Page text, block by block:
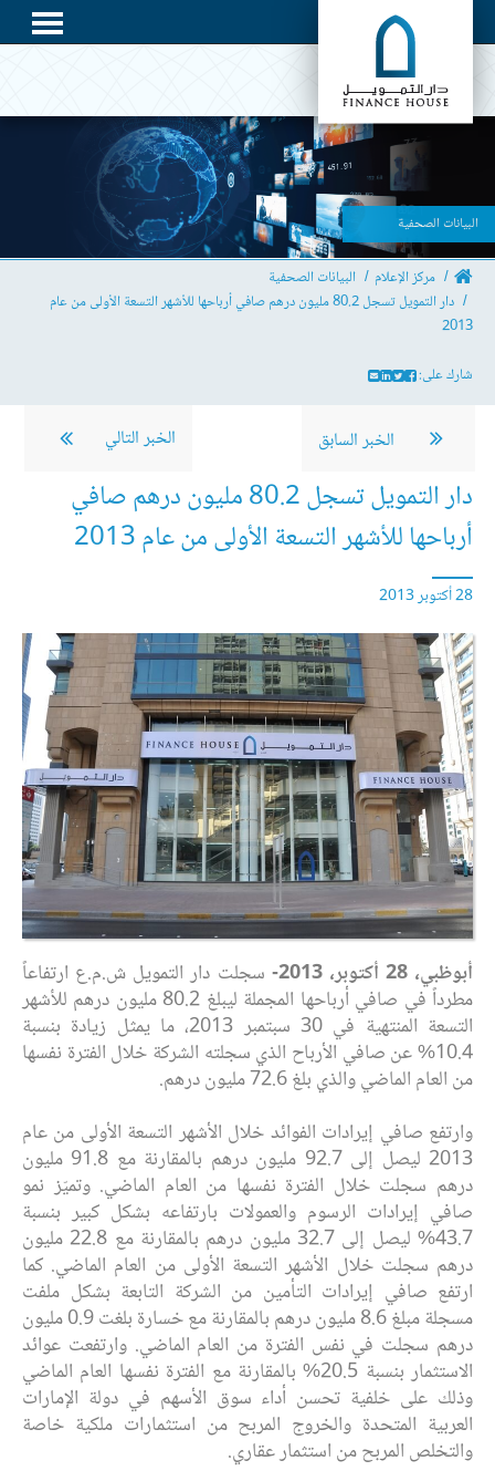
البيانات الصحفية
مركز الإعلام
البيانات الصحفية
دار التمويل تسجل 80.2 مليون درهم صافي أرباحها للأشهر التسعة الأولى من عام
2013
شارك على:
الخبر السابق الخبر التالي
دار التمويل تسجل 80.2 مليون درهم صافي
أرباحها للأشهر التسعة الأولى من عام 2013
28 أكتوبر 2013
أبوظبي، 28 أكتوبر، 2013-
سجلت دار التمويل ش.م.ع ارتفاعاً
مطرداً في صافي أرباحها المجملة ليبلغ 80.2 مليون درهم للأشهر
التسعة المنتهية في 30 سبتمبر 2013، ما يمثل زيادة بنسبة
10.4% عن صافي الأرباح الذي سجلته الشركة خلال الفترة نفسها
من العام الماضي والذي بلغ 72.6 مليون درهم.
وارتفع صافي إيرادات الفوائد خلال الأشهر التسعة الأولى من عام
2013 ليصل إلى 92.7 مليون درهم بالمقارنة مع 91.8 مليون
درهم سجلت خلال الفترة نفسها من العام الماضي. وتميّز نمو
صافي إيرادات الرسوم والعمولات بارتفاعه بشكل كبير بنسبة
43.7% ليصل إلى 32.7 مليون درهم بالمقارنة مع 22.8 مليون
درهم سجلت خلال الأشهر التسعة الأولى من العام الماضي. كما
ارتفع صافي إيرادات التأمين من الشركة التابعة بشكل ملفت
مسجلة مبلغ 8.6 مليون درهم بالمقارنة مع خسارة بلغت 0.9 مليون
درهم سجلت في نفس الفترة من العام الماضي. وارتفعت عوائد
الاستثمار بنسبة 20.5% بالمقارنة مع الفترة نفسها العام الماضي
وذلك على خلفية تحسن أداء سوق الأسهم في دولة الإمارات
العربية المتحدة والخروج المربح من استثمارات ملكية خاصة
والتخلص المربح من استثمار عقاري.